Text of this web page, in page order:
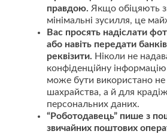
правдою. Якщо обіцяють
мінімальні зусилля, це
Вас просять надіслати
або навіть передати
реквізити. Ніколи не
конфіденційну
може бути використано не
шахрайства, а й для
персональних даних.
“Роботодавець” пише з
звичайних поштових